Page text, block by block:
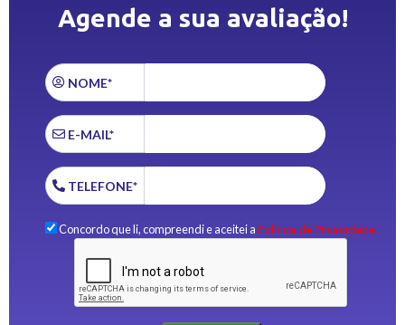
Agende a sua avaliação!
NOME*
E-MAIL*
TELEFONE*
Concordo que li, compreendi e aceitei a Política de Privacidade.